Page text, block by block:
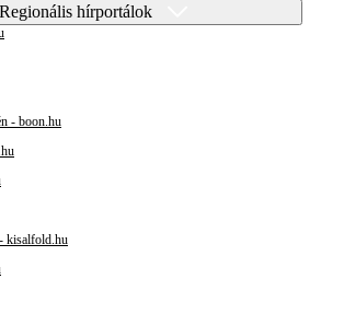
Regionális hírportálok
- boon.hu
kisalfold.hu